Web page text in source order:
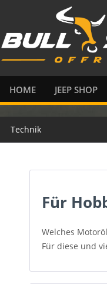
HOME JEEP SHOP
Technik
Für
Welches
Für diese und